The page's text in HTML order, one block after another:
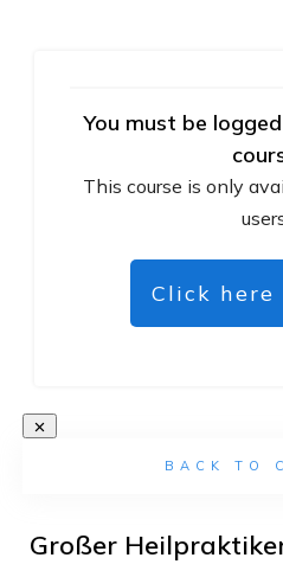
You must be
This course is only
Click
BACK TO
Großer